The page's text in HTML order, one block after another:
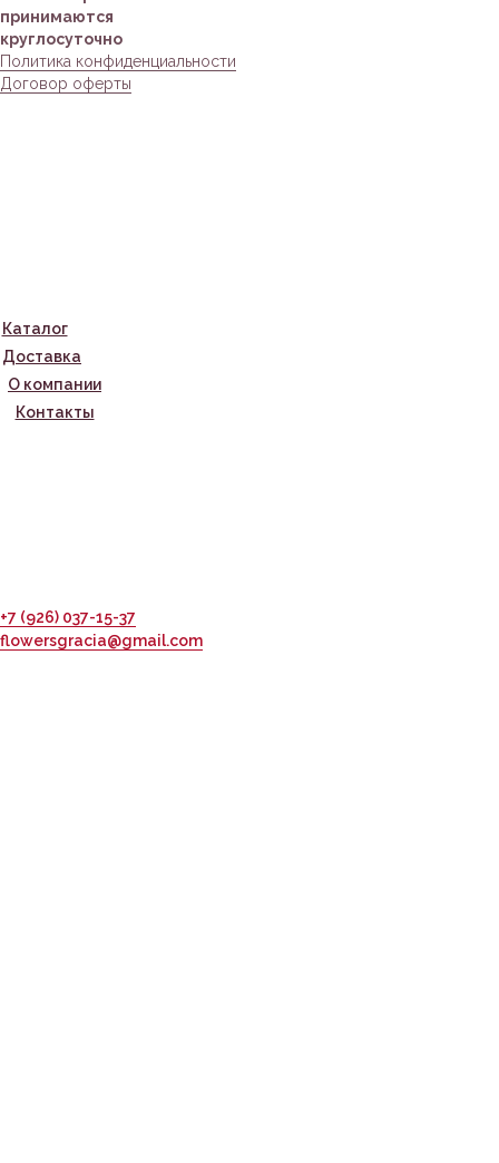
принимаются
круглосуточно
Политика конфиденциальности
Договор оферты
Каталог
Доставка
О компании
Контакты
+7 (926) 037-15-37
flowersgracia@gmail.com